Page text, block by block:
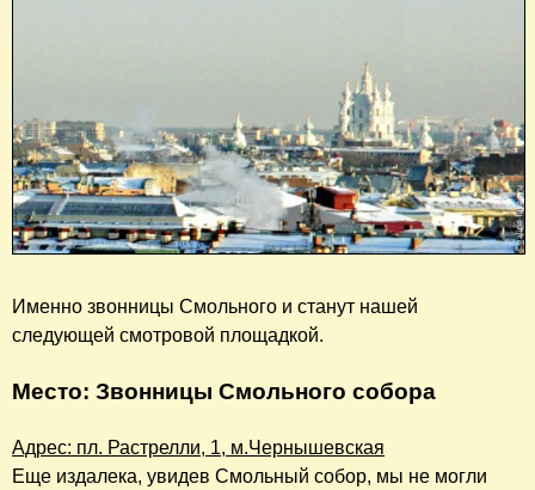
Именно звонницы Смольного и станут нашей
следующей смотровой площадкой.
Место: Звонницы Смольного собора
Адрес: пл. Растрелли, 1, м.Чернышевская
Еще издалека, увидев Смольный собор, мы не могли